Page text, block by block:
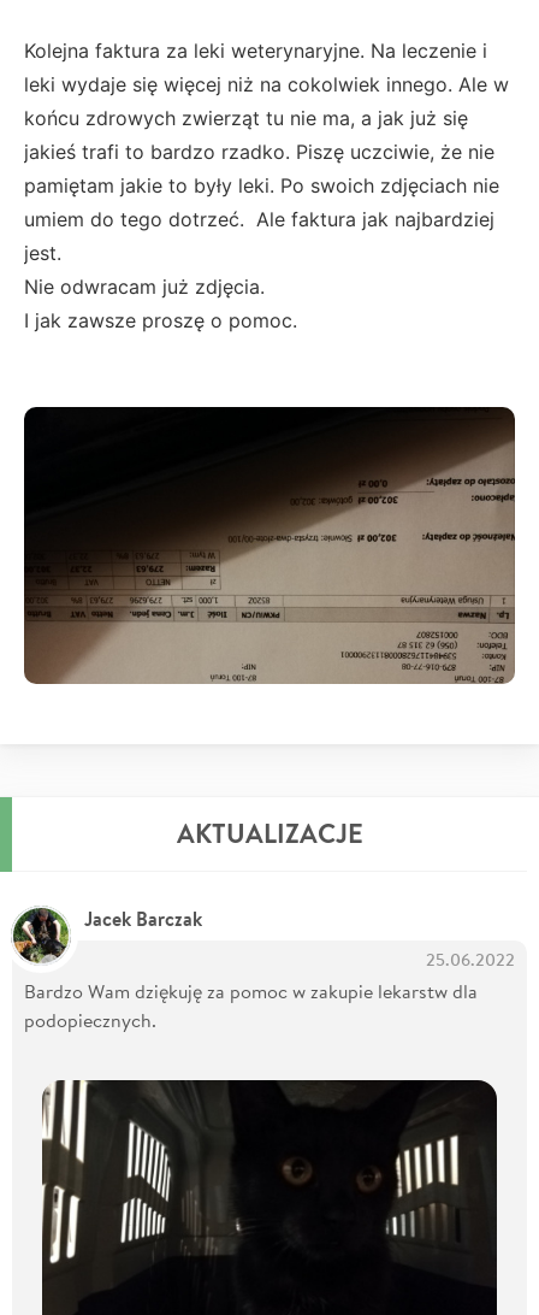
Kolejna faktura za leki weterynaryjne. Na leczenie i
leki wydaje się więcej niż na cokolwiek innego. Ale w
końcu zdrowych zwierząt tu nie ma, a jak już się
jakieś trafi to bardzo rzadko. Piszę uczciwie, że nie
pamiętam jakie to były leki. Po swoich zdjęciach nie
umiem do tego dotrzeć. Ale faktura jak najbardziej
jest.
Nie odwracam już zdjęcia.
I jak zawsze proszę o pomoc.
AKTUALIZACJE
Jacek Barczak
25.06.2022
Bardzo Wam dziękuję za pomoc w zakupie lekarstw dla
podopiecznych.